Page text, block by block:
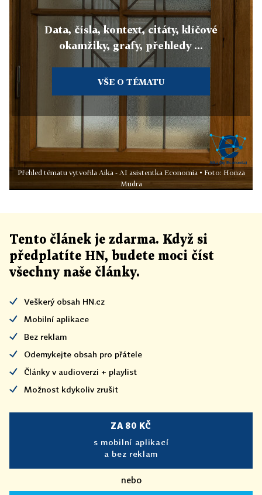
Data, čísla, kontext, citáty, klíčové
okamžiky, grafy, přehledy ...
VŠE O TÉMATU
Přehled tématu vytvořila Aika - AI asistentka Economia • Foto: Honza
Mudra
Tento článek je zdarma. Když si
předplatíte HN, budete moci číst
všechny naše články.
Veškerý obsah HN.cz
Mobilní aplikace
Bez reklam
Odemykejte obsah pro přátele
Články v audioverzi + playlist
Možnost kdykoliv zrušit
ZA 80 KČ
s mobilní aplikací
a bez reklam
nebo